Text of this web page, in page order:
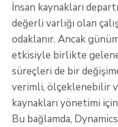
İnsan kaynakları
değerli varlığı olan
odaklanır. Ancak
etkisiyle birlikte
süreçleri de bir
verimli, ölçeklenebilir
kaynakları yönetimi
Bu bağlamda,